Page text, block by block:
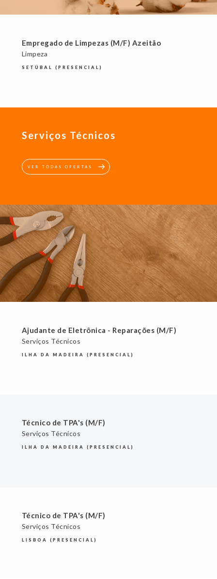
Empregado de Limpezas (M/F) Azeitão
Limpeza
SETÚBAL (PRESENCIAL)
Serviços Técnicos
VER TODAS OFERTAS
Ajudante de Eletrônica - Reparações (M/F)
Serviços Técnicos
ILHA DA MADEIRA (PRESENCIAL)
Técnico de TPA's (M/F)
Serviços Técnicos
ILHA DA MADEIRA (PRESENCIAL)
Técnico de TPA's (M/F)
Serviços Técnicos
LISBOA (PRESENCIAL)